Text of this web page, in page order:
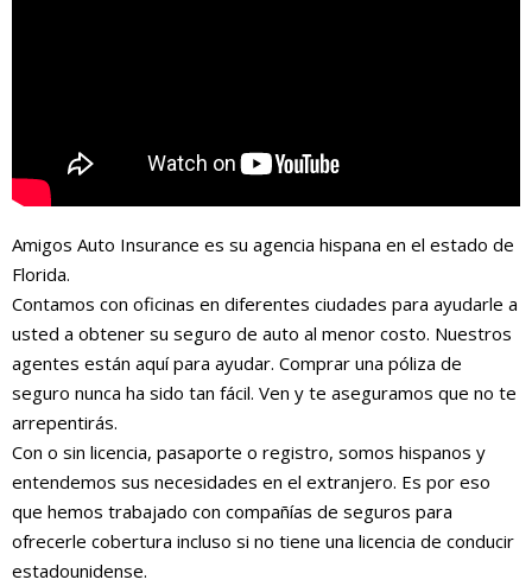
Amigos Auto Insurance es su agencia hispana en el estado de
Florida.
Contamos con oficinas en diferentes ciudades para ayudarle a
usted a obtener su seguro de auto al menor costo. Nuestros
agentes están aquí para ayudar. Comprar una póliza de
seguro nunca ha sido tan fácil. Ven y te aseguramos que no te
arrepentirás.
Con o sin licencia, pasaporte o registro, somos hispanos y
entendemos sus necesidades en el extranjero. Es por eso
que hemos trabajado con compañías de seguros para
ofrecerle cobertura incluso si no tiene una licencia de conducir
estadounidense.